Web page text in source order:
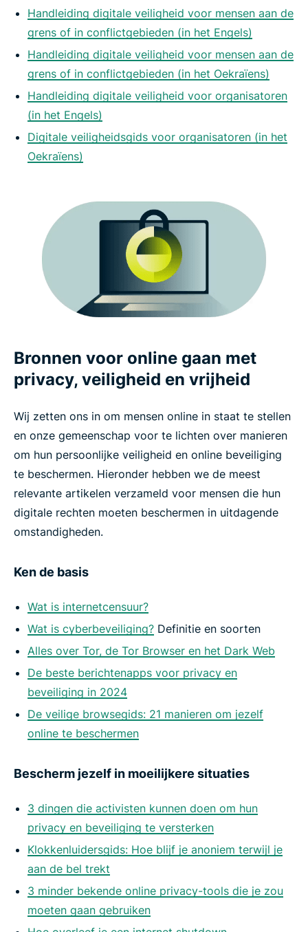
Handleiding digitale veiligheid voor mensen aan de
grens of in conflictgebieden (in het Engels)
Handleiding digitale veiligheid voor mensen aan de
grens of in conflictgebieden (in het Oekraïens)
Handleiding digitale veiligheid voor organisatoren
(in het Engels)
Digitale veiligheidsgids voor organisatoren (in het
Oekraïens)
Bronnen voor online gaan met
privacy, veiligheid en vrijheid
Wij zetten ons in om mensen online in staat te stellen
en onze gemeenschap voor te lichten over manieren
om hun persoonlijke veiligheid en online beveiliging
te beschermen. Hieronder hebben we de meest
relevante artikelen verzameld voor mensen die hun
digitale rechten moeten beschermen in uitdagende
omstandigheden.
Ken de basis
Wat is internetcensuur?
Wat is cyberbeveiliging? Definitie en soorten
Alles over Tor, de Tor Browser en het Dark Web
De beste berichtenapps voor privacy en
beveiliging in 2024
De veilige browsegids: 21 manieren om jezelf
online te beschermen
Bescherm jezelf in moeilijkere situaties
3 dingen die activisten kunnen doen om hun
privacy en beveiliging te versterken
Klokkenluidersgids: Hoe blijf je anoniem terwijl je
aan de bel trekt
3 minder bekende online privacy-tools die je zou
moeten gaan gebruiken